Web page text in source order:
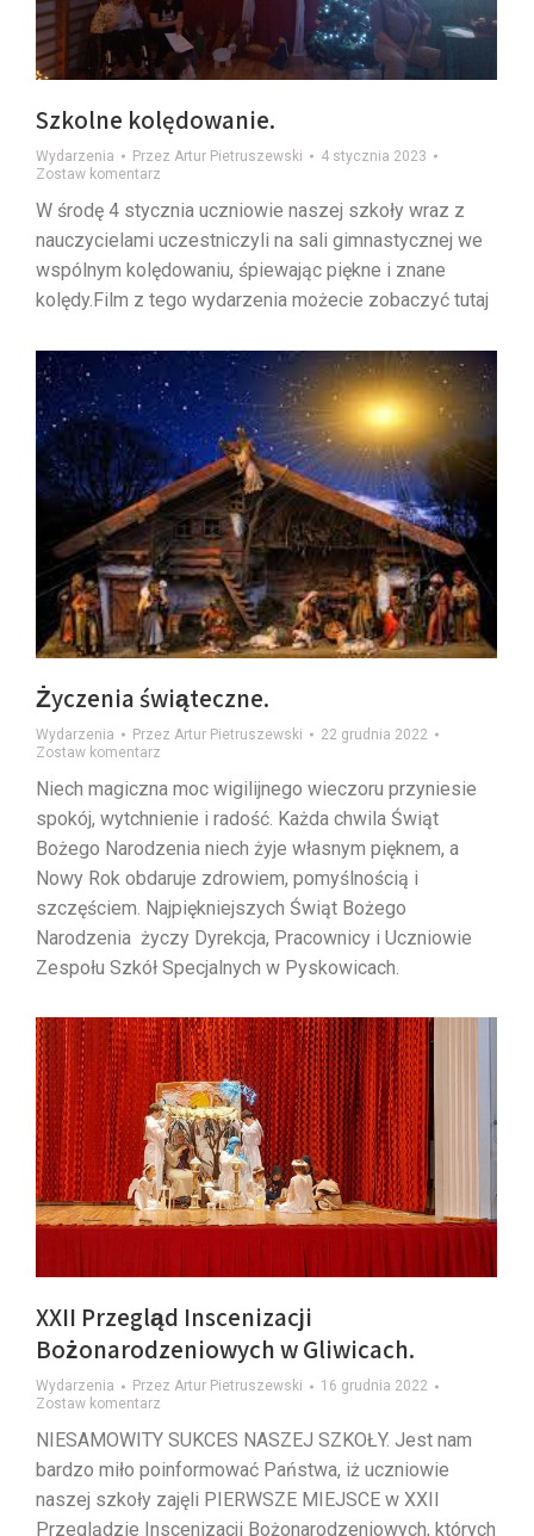
Szkolne kolędowanie.
Wydarzenia Przez Artur Pietruszewski
4 stycznia 2023
Zostaw komentarz
W środę 4 stycznia uczniowie naszej szkoły wraz z
nauczycielami uczestniczyli na sali gimnastycznej we
wspólnym kolędowaniu, śpiewając piękne i znane
kolędy.Film z tego wydarzenia możecie zobaczyć tutaj
Życzenia świąteczne.
Wydarzenia Przez Artur Pietruszewski
22 grudnia 2022
Zostaw komentarz
Niech magiczna moc wigilijnego wieczoru przyniesie
spokój, wytchnienie i radość. Każda chwila Świąt
Bożego Narodzenia niech żyje własnym pięknem, a
Nowy Rok obdaruje zdrowiem, pomyślnością i
szczęściem. Najpiękniejszych Świąt Bożego
Narodzenia życzy Dyrekcja, Pracownicy i Uczniowie
Zespołu Szkół Specjalnych w Pyskowicach.
XXII Przegląd Inscenizacji
Bożonarodzeniowych w Gliwicach.
Wydarzenia Przez Artur Pietruszewski
16 grudnia 2022
Zostaw komentarz
NIESAMOWITY SUKCES NASZEJ SZKOŁY. Jest nam
bardzo miło poinformować Państwa, iż uczniowie
naszej szkoły zajęli PIERWSZE MIEJSCE w XXII
Przeglądzie Inscenizacji Bożonarodzeniowych, których